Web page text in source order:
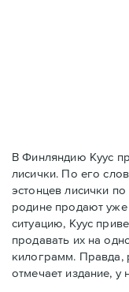
В Финляндию Куус
лисички. По его
эстонцев лисички
родине продают
ситуацию, Куус
продавать их на
килограмм. Правда,
отмечает издание, у